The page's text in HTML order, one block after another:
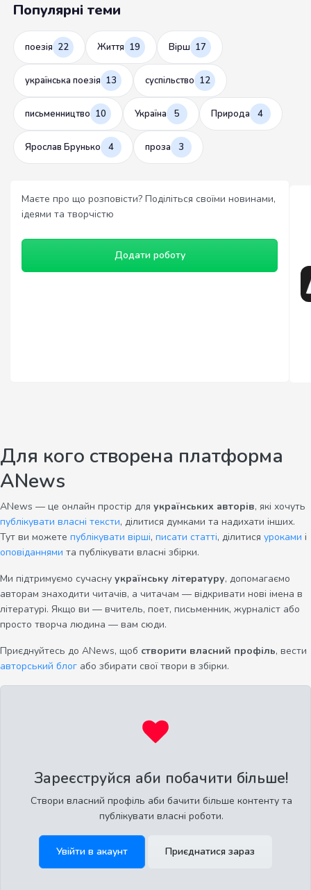
Популярні теми
поезія 22 Життя 19 Вірш 17
українська поезія 13 суспільство 12
письменництво 10 Україна 5 Природа 4
Ярослав Брунько 4 проза 3
Маєте про що розповісти? Поділіться своїми новинами,
ідеями та творчістю
Додати роботу
Для кого створена платформа
ANews
ANews — це онлайн простір для українських авторів, які хочуть
публікувати власні тексти, ділитися думками та надихати інших.
Тут ви можете публікувати вірші, писати статті, ділитися уроками і
оповіданнями та публікувати власні збірки.
Ми підтримуємо сучасну українську літературу, допомагаємо
авторам знаходити читачів, а читачам — відкривати нові імена в
літературі. Якщо ви — вчитель, поет, письменник, журналіст або
просто творча людина — вам сюди.
Приєднуйтесь до ANews, щоб створити власний профіль, вести
авторський блог або збирати свої твори в збірки.
Зареєструйся аби побачити більше!
Створи власний профіль аби бачити більше контенту та
публікувати власні роботи.
Увійти в акаунт Приєднатися зараз